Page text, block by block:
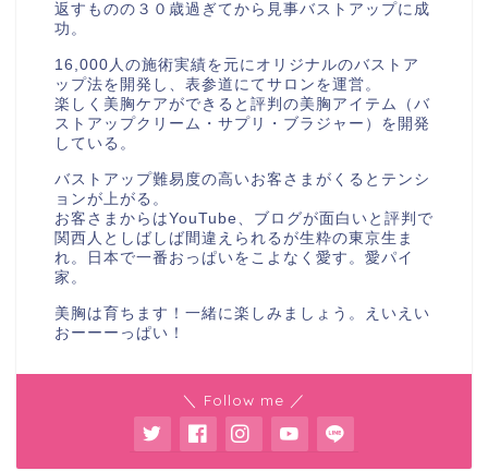
返すものの３０歳過ぎてから見事バストアップに成
功。
16,000人の施術実績を元にオリジナルのバストア
ップ法を開発し、表参道にてサロンを運営。
楽しく美胸ケアができると評判の美胸アイテム（バ
ストアップクリーム・サプリ・ブラジャー）を開発
している。
バストアップ難易度の高いお客さまがくるとテンシ
ョンが上がる。
お客さまからはYouTube、ブログが面白いと評判で
関西人としばしば間違えられるが生粋の東京生ま
れ。日本で一番おっぱいをこよなく愛す。愛パイ
家。
美胸は育ちます！一緒に楽しみましょう。えいえい
おーーーっぱい！
＼ Follow me ／